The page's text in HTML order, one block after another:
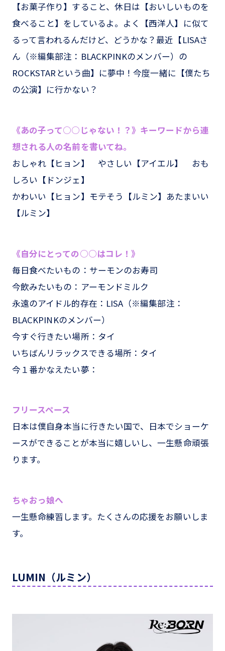
【お菓子作り】すること、休日は【おいしいものを
食べること】をしているよ。よく【西洋人】に似て
るって言われるんだけど、どうかな？最近【LISAさ
ん（※編集部注：BLACKPINKのメンバー）の
ROCKSTARという曲】に夢中！今度一緒に【僕たち
の公演】に行かない？
《あの子って○○じゃない！？》キーワードから連
想される人の名前を書いてね。
おしゃれ【ヒョン】 やさしい【アイエル】 おも
しろい【ドンジェ】
かわいい【ヒョン】モテそう【ルミン】あたまいい
【ルミン】
《自分にとっての○○はコレ！》
毎日食べたいもの：サーモンのお寿司
今飲みたいもの：アーモンドミルク
永遠のアイドル的存在：LISA（※編集部注：
BLACKPINKのメンバー）
今すぐ行きたい場所：タイ
いちばんリラックスできる場所：タイ
今１番かなえたい夢：
フリースペース
日本は僕自身本当に行きたい国で、日本でショーケ
ースができることが本当に嬉しいし、一生懸命頑張
ります。
ちゃおっ娘へ
一生懸命練習します。たくさんの応援をお願いしま
す。
LUMIN（ルミン）